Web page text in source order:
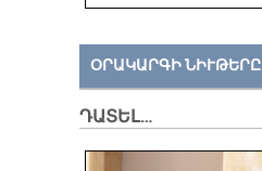
ՕՐԱԿԱՐԳԻ ՆԻՒԹԵՐԸ
ԴԱՏԵԼ…